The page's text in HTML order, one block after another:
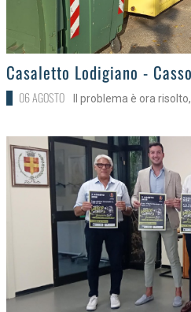
>
Casaletto Lodigiano -
06 AGOSTO Il problema è ora